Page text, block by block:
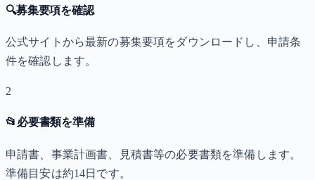
🔍募集要項を確認
公式サイトから最新の募集要項をダウンロードし、申請条
件を確認します。
2
📂 必要書類を準備
申請書、事業計画書、見積書等の必要書類を準備します。
準備目安は約14日です。